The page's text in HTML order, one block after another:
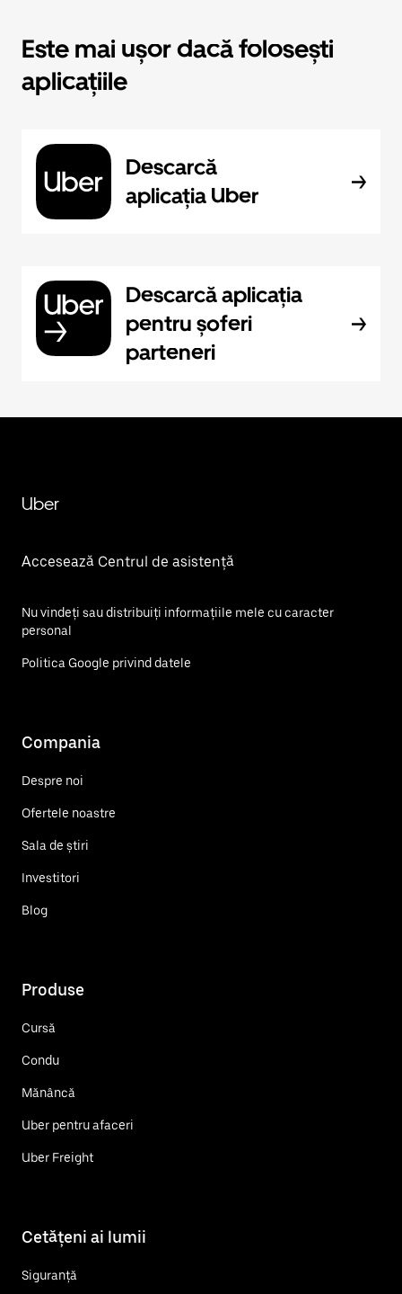
Este mai ușor dacă folosești
aplicațiile
Descarcă
aplicația Uber
Descarcă aplicația
pentru șoferi
parteneri
Uber
Accesează Centrul de asistență
Nu vindeți sau distribuiți informațiile mele cu caracter
personal
Politica Google privind datele
Compania
Despre noi
Ofertele noastre
Sala de știri
Investitori
Blog
Produse
Cursă
Condu
Mănâncă
Uber pentru afaceri
Uber Freight
Cetățeni ai lumii
Siguranță